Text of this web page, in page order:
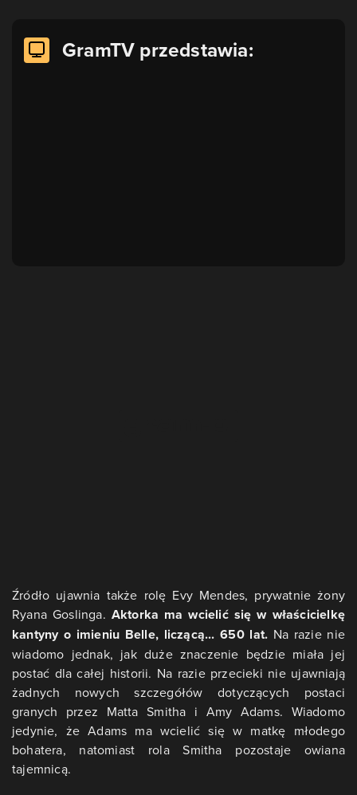
GramTV przedstawia:
Źródło ujawnia także rolę Evy Mendes, prywatnie żony
Ryana Goslinga. Aktorka ma wcielić się w właścicielkę
kantyny o imieniu Belle, liczącą... 650 lat. Na razie nie
wiadomo jednak, jak duże znaczenie będzie miała jej
postać dla całej historii. Na razie przecieki nie ujawniają
żadnych nowych szczegółów dotyczących postaci
granych przez Matta Smitha i Amy Adams. Wiadomo
jedynie, że Adams ma wcielić się w matkę młodego
bohatera, natomiast rola Smitha pozostaje owiana
tajemnicą.